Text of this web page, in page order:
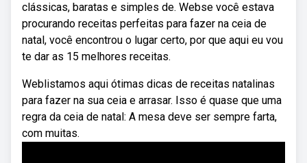
clássicas, baratas e simples de. Webse você estava
procurando receitas perfeitas para fazer na ceia de
natal, você encontrou o lugar certo, por que aqui eu vou
te dar as 15 melhores receitas.
Weblistamos aqui ótimas dicas de receitas natalinas
para fazer na sua ceia e arrasar. Isso é quase que uma
regra da ceia de natal: A mesa deve ser sempre farta,
com muitas.